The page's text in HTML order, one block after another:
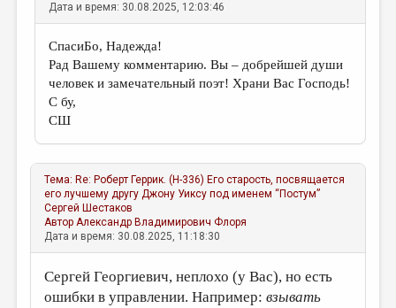
Дата и время: 30.08.2025, 12:03:46
СпасиБо, Надежда!
Рад Вашему комментарию. Вы – добрейшей души
человек и замечательный поэт! Храни Вас Господь!
С бу,
СШ
Тема: Re: Роберт Геррик. (Н-336) Его старость, посвящается
его лучшему другу Джону Уиксу под именем “Постум”
Сергей Шестаков
АвторАлександр Владимирович Флоря
Дата и время: 30.08.2025, 11:18:30
Сергей Георгиевич, неплохо (у Вас), но есть
ошибки в управлении. Например:взывать